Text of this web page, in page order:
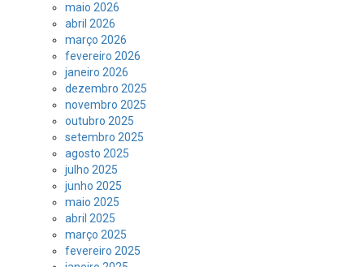
maio 2026
abril 2026
março 2026
fevereiro 2026
janeiro 2026
dezembro 2025
novembro 2025
outubro 2025
setembro 2025
agosto 2025
julho 2025
junho 2025
maio 2025
abril 2025
março 2025
fevereiro 2025